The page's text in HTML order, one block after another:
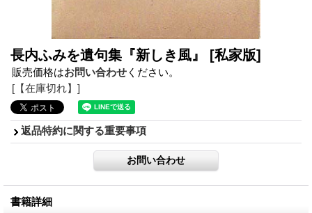
長内ふみを遺句集『新しき風』 [私家版]
販売価格はお問い合わせ ください。
[【在庫切れ】]
返品特約に関する重要事項
書籍詳細